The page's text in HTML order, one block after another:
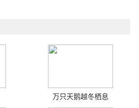
万只天鹅越冬栖息